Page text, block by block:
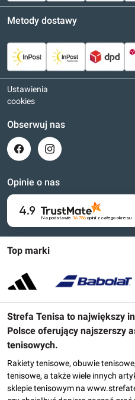
Top marki
Strefa Tenisa to największy
Polsce oferujący najszerszy
tenisowych.
Rakiety tenisowe, obuwie
tenisowe, a także wiele innych
sklepie tenisowym na
Metody dostawy
Ustawienia
cookies
Obserwuj nas
Opinie o nas
4.9
Na podstawie 16 756opinii z całego okresu